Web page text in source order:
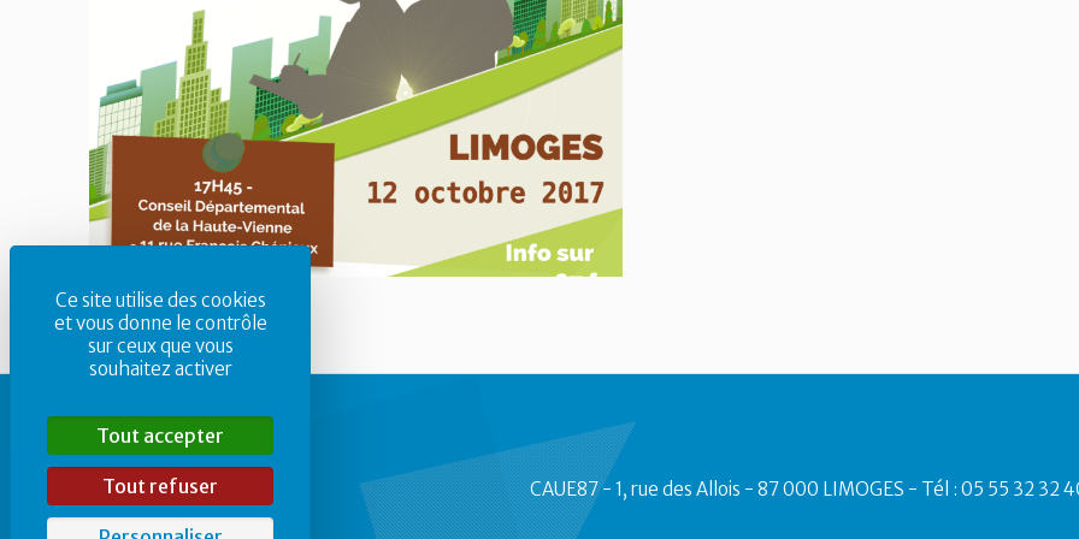
CAUE87 - 1, rue des Allois - 87 000 LIMOGES - Tél : 05 55 32 32
Ce site utilise des cookies
et vous donne le contrôle
sur ceux que vous
souhaitez activer
Tout accepter
Tout refuser